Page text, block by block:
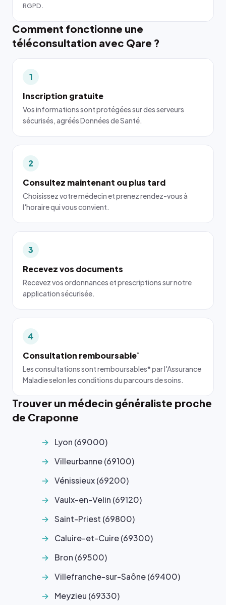
RGPD.
Comment fonctionne une
téléconsultation avec Qare ?
1
Inscription gratuite
Vos informations sont protégées sur des serveurs
sécurisés, agréés Données de Santé.
2
Consultez maintenant ou plus tard
Choisissez votre médecin et prenez rendez-vous à
l'horaire qui vous convient.
3
Recevez vos documents
Recevez vos ordonnances et prescriptions sur notre
application sécurisée.
4
Consultation remboursable*
Les consultations sont remboursables* par l'Assurance
Maladie selon les conditions du parcours de soins.
Trouver un médecin généraliste proche
de Craponne
Lyon (69000)
Villeurbanne (69100)
Vénissieux (69200)
Vaulx-en-Velin (69120)
Saint-Priest (69800)
Caluire-et-Cuire (69300)
Bron (69500)
Villefranche-sur-Saône (69400)
Meyzieu (69330)